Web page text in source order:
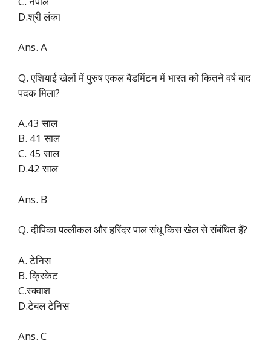
D.श्री लंका
Ans. A
Q. एशियाई खेलों में पुरुष एकल बैडमिंटन में भारत को कितने वर्ष बाद
पदक मिला?
A.43 साल
B. 41 साल
C. 45 साल
D.42 साल
Ans. B
Q. दीपिका पल्लीकल और हरिंदर पाल संधू किस खेल से संबंधित हैं?
A. टेनिस
B. क्रिकेट
C.स्क्वाश
D.टेबल टेनिस
Ans. C